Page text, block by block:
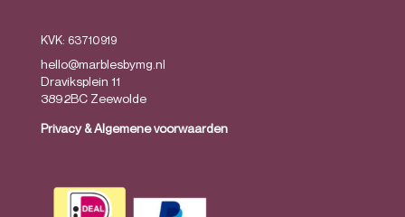
KVK: 63710919
hello@marblesbymg.nl
Draviksplein 11
3892BC Zeewolde
Privacy&Algemene voorwaarden